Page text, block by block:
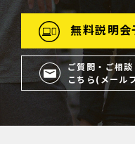
無料説明会
ご質問・ご相
こちら(メール